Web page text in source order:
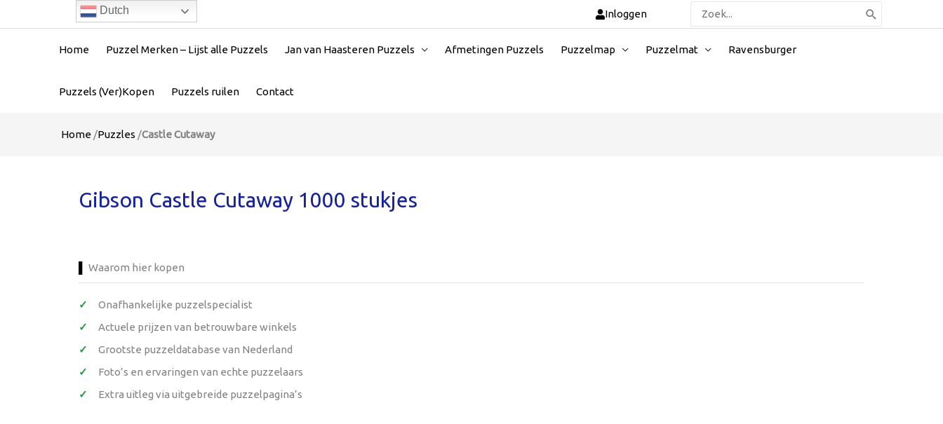
Inloggen
Zoeken
naar:
Home Puzzel Merken – Lijst alle Puzzels Jan van Haasteren Puzzels Afmetingen Puzzels Puzzelmap Puzzelmat Ravensburger
Puzzels (Ver)Kopen Puzzels ruilen Contact
Home /Puzzles /Castle Cutaway
Gibson Castle Cutaway 1000 stukjes
Waarom hier kopen
Onafhankelijke puzzelspecialist
Actuele prijzen van betrouwbare winkels
Grootste puzzeldatabase van Nederland
Foto’s en ervaringen van echte puzzelaars
Extra uitleg via uitgebreide puzzelpagina’s
Dutch